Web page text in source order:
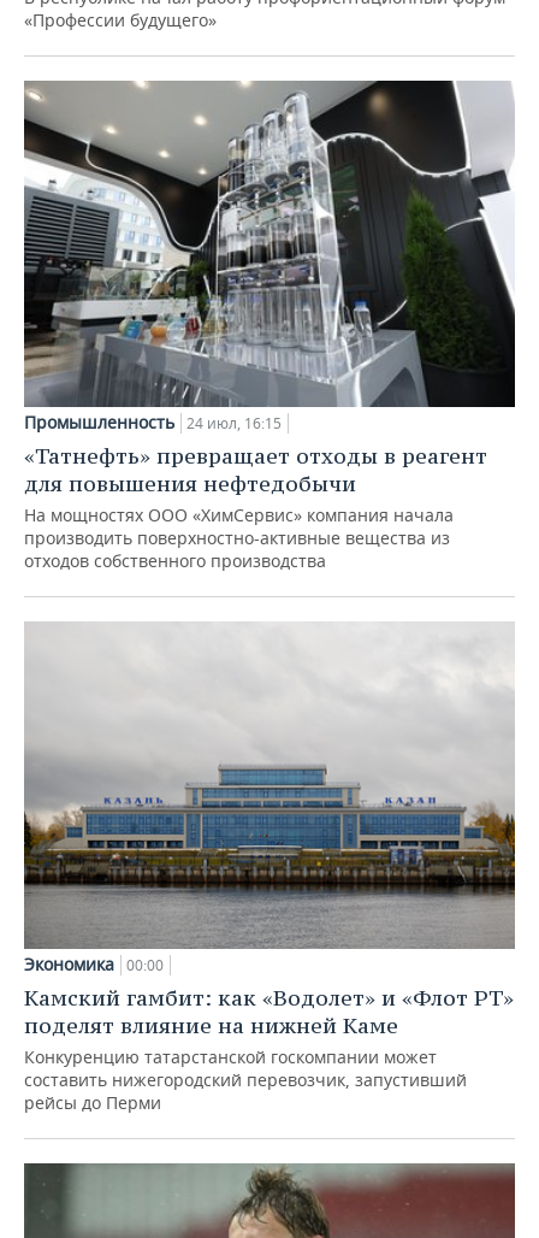
«Профессии будущего»
Промышленность 24 июл, 16:15
«Татнефть» превращает отходы в реагент
для повышения нефтедобычи
На мощностях ООО «ХимСервис» компания начала
производить поверхностно-активные вещества из
отходов собственного производства
Экономика 00:00
Камский гамбит: как «Водолет» и «Флот РТ»
поделят влияние на нижней Каме
Конкуренцию татарстанской госкомпании может
составить нижегородский перевозчик, запустивший
рейсы до Перми